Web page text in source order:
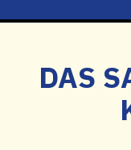
DAS